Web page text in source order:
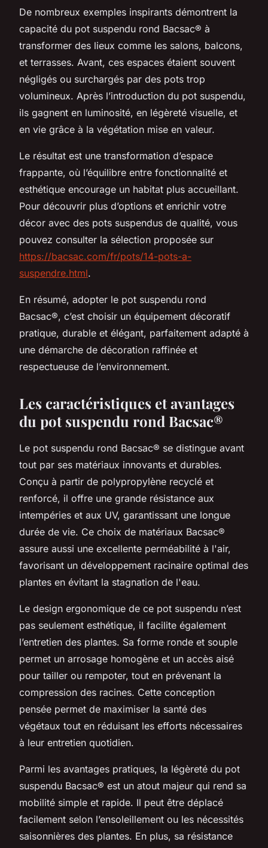
De nombreux exemples inspirants démontrent la
capacité du pot suspendu rond Bacsac® à
transformer des lieux comme les salons, balcons,
et terrasses. Avant, ces espaces étaient souvent
négligés ou surchargés par des pots trop
volumineux. Après l’introduction du pot suspendu,
ils gagnent en luminosité, en légèreté visuelle, et
en vie grâce à la végétation mise en valeur.
Le résultat est une transformation d’espace
frappante, où l’équilibre entre fonctionnalité et
esthétique encourage un habitat plus accueillant.
Pour découvrir plus d’options et enrichir votre
décor avec des pots suspendus de qualité, vous
pouvez consulter la sélection proposée sur
https://bacsac.com/fr/pots/14-pots-a-
suspendre.html.
En résumé, adopter le pot suspendu rond
Bacsac®, c’est choisir un équipement décoratif
pratique, durable et élégant, parfaitement adapté à
une démarche de décoration raffinée et
respectueuse de l’environnement.
Les caractéristiques et avantages
du pot suspendu rond Bacsac®
Le pot suspendu rond Bacsac® se distingue avant
tout par ses matériaux innovants et durables.
Conçu à partir de polypropylène recyclé et
renforcé, il offre une grande résistance aux
intempéries et aux UV, garantissant une longue
durée de vie. Ce choix de matériaux Bacsac®
assure aussi une excellente perméabilité à l'air,
favorisant un développement racinaire optimal des
plantes en évitant la stagnation de l'eau.
Le design ergonomique de ce pot suspendu n’est
pas seulement esthétique, il facilite également
l’entretien des plantes. Sa forme ronde et souple
permet un arrosage homogène et un accès aisé
pour tailler ou rempoter, tout en prévenant la
compression des racines. Cette conception
pensée permet de maximiser la santé des
végétaux tout en réduisant les efforts nécessaires
à leur entretien quotidien.
Parmi les avantages pratiques, la légèreté du pot
suspendu Bacsac® est un atout majeur qui rend sa
mobilité simple et rapide. Il peut être déplacé
facilement selon l’ensoleillement ou les nécessités
saisonnières des plantes. En plus, sa résistance